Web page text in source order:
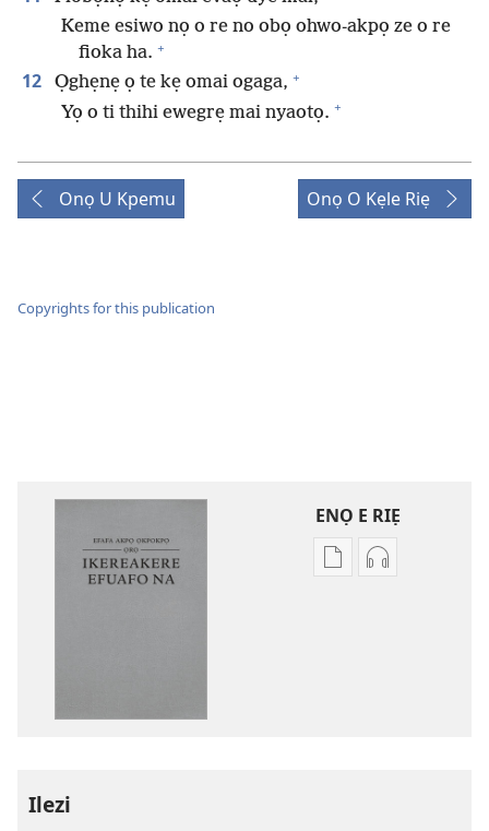
Keme esiwo nọ o re no obọ ohwo-akpọ ze o re
fioka ha. +
12 Ọghẹnẹ ọ te kẹ omai ogaga, +
Yọ o ti thihi ewegrẹ mai nyaotọ. +
Onọ U Kpemu Onọ O Kẹle Riẹ
Copyrights for this publication
ENỌ E RIẸ
OghẹrẹOghẹrẹ
Ilezi